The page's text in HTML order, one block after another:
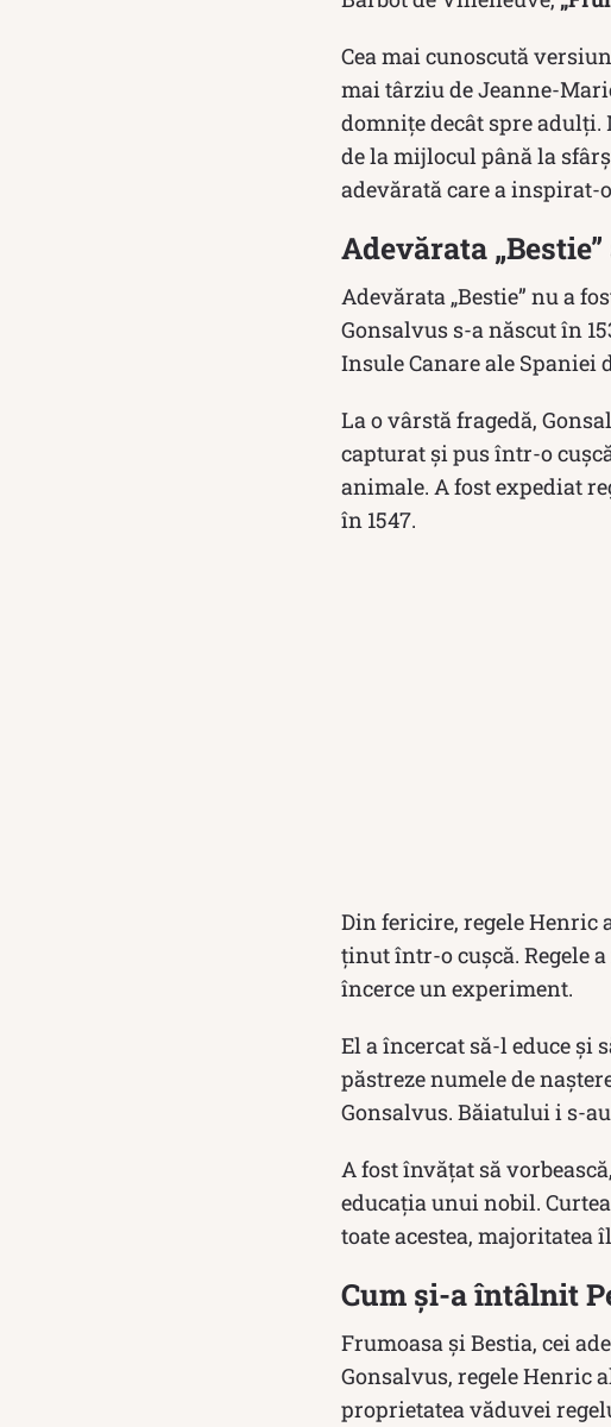
Cea mai cunoscută
mai târziu de Jeanne-
domnițe decât spre
de la mijlocul până la
adevărată care a inspirat-
Adevărata
Adevărata „Bestie” nu a
Gonsalvus s-a născut în
Insule Canare ale Spaniei
La o vârstă fragedă,
capturat și pus într-o
animale. A fost expediat
în 1547.
Din fericire, regele Henric
ținut într-o cușcă. Regele
încerce un experiment.
El a încercat să-l educe și
păstreze numele de
Gonsalvus. Băiatului i s-
A fost învățat să
educația unui nobil.
toate acestea,
Cum și-a întâlnit
Frumoasa și Bestia, cei
Gonsalvus, regele Henric
proprietatea văduvei